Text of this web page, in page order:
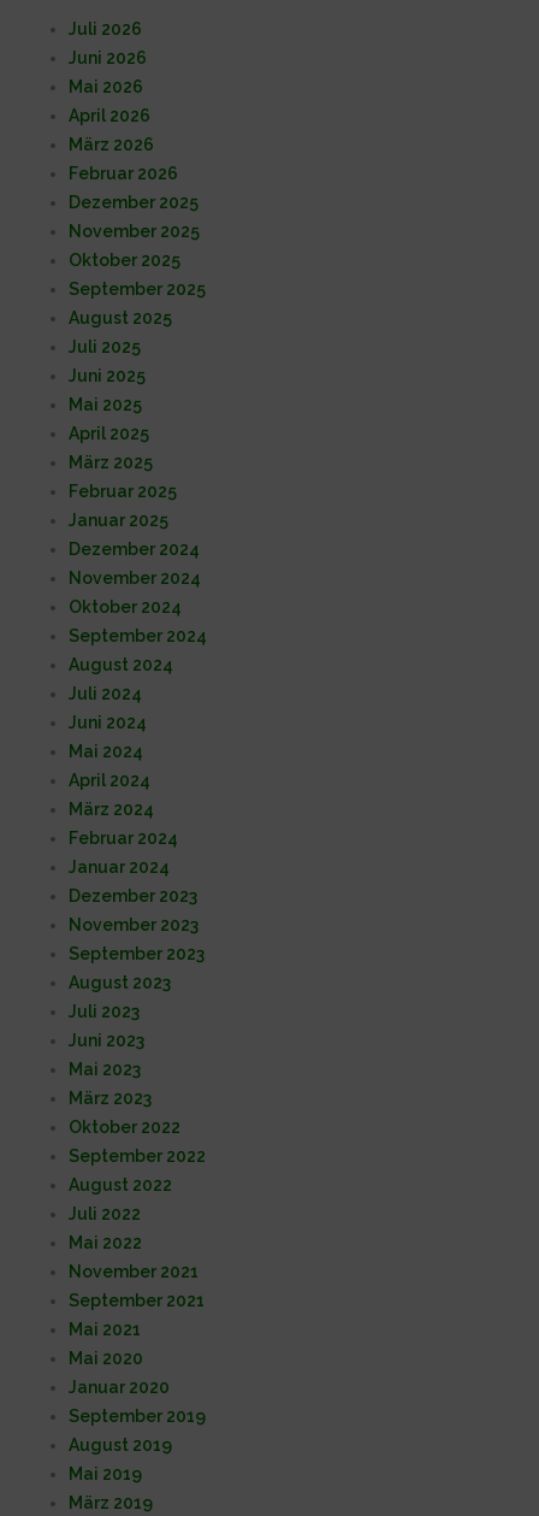
Juli 2026
Juni 2026
Mai 2026
April 2026
März 2026
Februar 2026
Dezember 2025
November 2025
Oktober 2025
September 2025
August 2025
Juli 2025
Juni 2025
Mai 2025
April 2025
März 2025
Februar 2025
Januar 2025
Dezember 2024
November 2024
Oktober 2024
September 2024
August 2024
Juli 2024
Juni 2024
Mai 2024
April 2024
März 2024
Februar 2024
Januar 2024
Dezember 2023
November 2023
September 2023
August 2023
Juli 2023
Juni 2023
Mai 2023
März 2023
Oktober 2022
September 2022
August 2022
Juli 2022
Mai 2022
November 2021
September 2021
Mai 2021
Mai 2020
Januar 2020
September 2019
August 2019
Mai 2019
März 2019